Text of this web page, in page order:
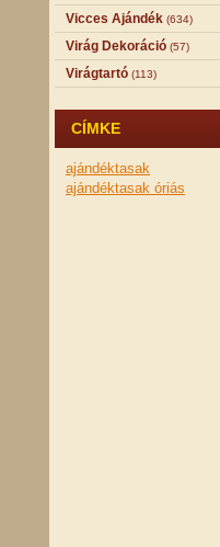
Vicces Ajándék (634)
Virág Dekoráció (57)
Virágtartó (113)
CÍMKE
ajándéktasak
ajándéktasak óriás